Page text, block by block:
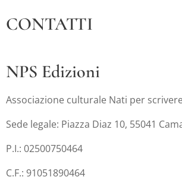
CONTATTI
NPS Edizioni
Associazione culturale Nati per
Sede legale: Piazza Diaz 10, 55041
P.I.: 02500750464
C.F.: 91051890464